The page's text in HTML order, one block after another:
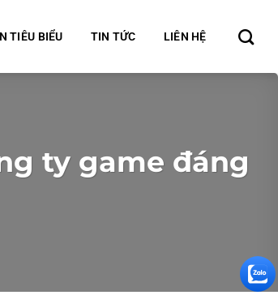
TIÊU BIỂU TIN TỨC LIÊN HỆ
ty game đáng